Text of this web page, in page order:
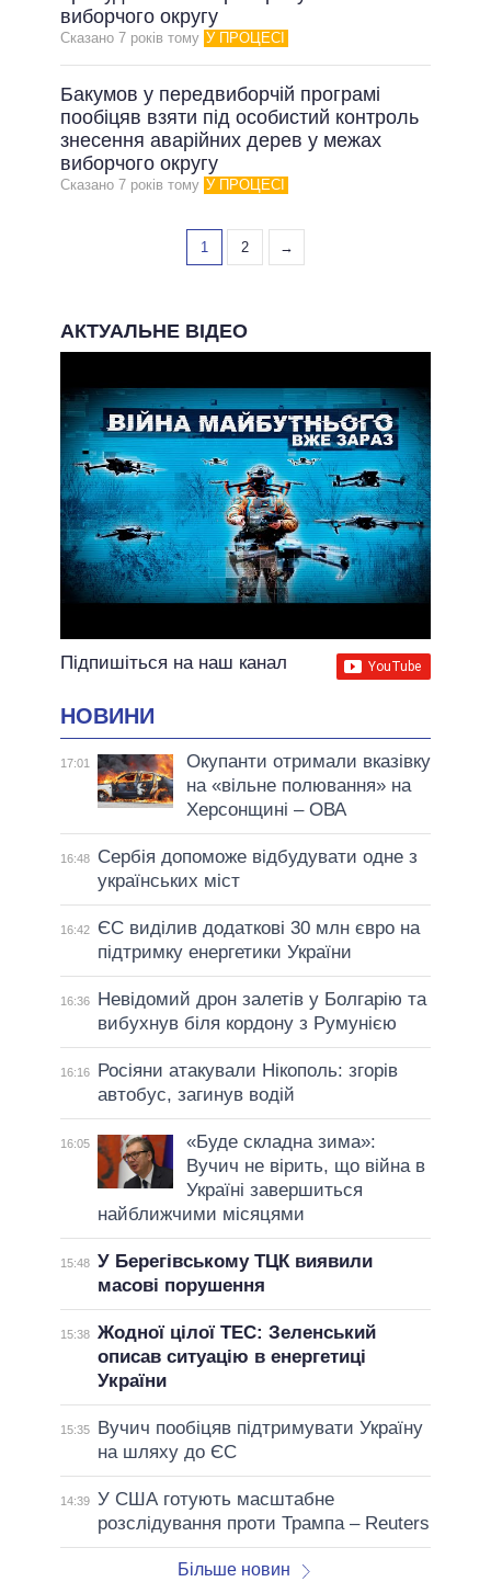
виборчого округу
Сказано 7 рокiв тому У ПРОЦЕСІ
Бакумов у передвиборчій програмі
пообіцяв взяти під особистий контроль
знесення аварійних дерев у межах
виборчого округу
Сказано 7 рокiв тому У ПРОЦЕСІ
1 2 →
АКТУАЛЬНЕ ВІДЕО
Підпишіться на наш канал
НОВИНИ
17:01
Окупанти отримали вказівку
на «вільне полювання» на
Херсонщині – ОВА
16:48
Сербія допоможе відбудувати одне з
українських міст
16:42
ЄС виділив додаткові 30 млн євро на
підтримку енергетики України
16:36
Невідомий дрон залетів у Болгарію та
вибухнув біля кордону з Румунією
16:16
Росіяни атакували Нікополь: згорів
автобус, загинув водій
16:05
«Буде складна зима»:
Вучич не вірить, що війна в
Україні завершиться
найближчими місяцями
15:48 У Берегівському ТЦК виявили
масові порушення
15:38 Жодної цілої ТЕС: Зеленський
описав ситуацію в енергетиці
України
15:35
Вучич пообіцяв підтримувати Україну
на шляху до ЄС
14:39 У США готують масштабне
розслідування проти Трампа – Reuters
Більше новин